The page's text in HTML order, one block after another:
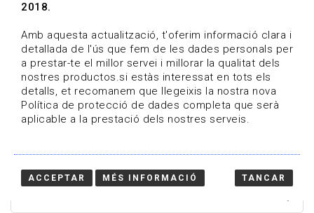
Estigues al dia
Convocatòries, activitats i notícies del sector de la
cultura.
2018.
Amb aquesta actualització, t'oferim informació clara i
detallada de l'ús que fem de les dades personals per
a prestar-te el millor servei i millorar la qualitat dels
nostres productos.si estàs interessat en tots els
detalls, et recomanem que llegeixis la nostra nova
Política de protecció de dades completa que serà
aplicable a la prestació dels nostres serveis.
ACCEPTAR MÉS INFORMACIÓ TANCAR